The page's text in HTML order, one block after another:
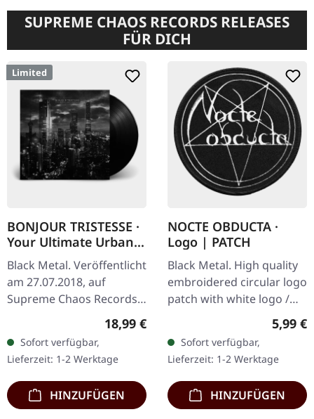
SUPREME CHAOS RECORDS RELEASES
FÜR DICH
Limited
BONJOUR TRISTESSE ·
Your Ultimate Urban
Nightmare | BLACK LP
Black Metal. Veröffentlicht
am 27.07.2018, auf
Supreme Chaos Records.
Schwarzes Vinyl mit
schwerem Cover und
Insert, limitiert auf 200
Exemplare.…
Regulärer Preis:
18,99 €
Sofort verfügbar,
Lieferzeit: 1-2 Werktage
HINZUFÜGEN
NOCTE OBDUCTA ·
Logo | PATCH
Black Metal. High quality
embroidered circular logo
patch with white logo /
embroidered edge. Size
ca. 10 cm diameter
5,99 €
Sofort verfügbar,
Lieferzeit: 1-2 Werktage
HINZUFÜGEN